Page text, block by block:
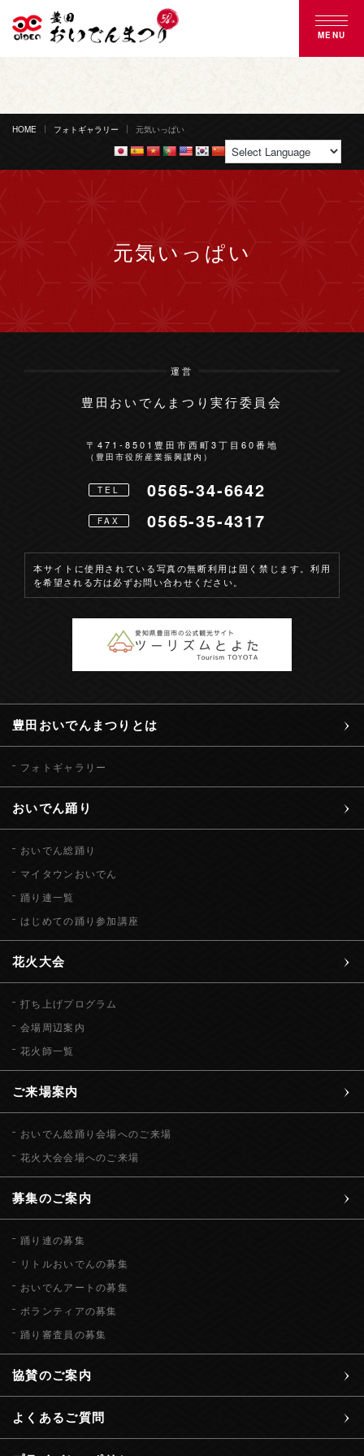
MENU
おいでん踊り
花火大会
お問い合わせ
HOME フォトギャラリー 元気いっぱい
元気いっぱい
豊田おいでんまつりとは
フォトギャラリー
おいでん踊り
おいでん総踊り
マイタウンおいでん
踊り連一覧
はじめての踊り参加講座
花火大会
打ち上げプログラム
会場周辺案内
花火師一覧
ご来場案内
おいでん総踊り会場へのご来場
花火大会会場へのご来場
募集のご案内
踊り連の募集
リトルおいでんの募集
おいでんアートの募集
ボランティアの募集
踊り審査員の募集
協賛のご案内
よくあるご質問
運営
豊田おいでんまつり実行委員会
〒471-8501 豊田市西町3丁目60番地
（豊田市役所産業振興課内）
TEL 0565-34-6642
FAX 0565-35-4317
本サイトに使用されている写真の無断利用は固く禁じます。利用
を希望される方は必ずお問い合わせください。